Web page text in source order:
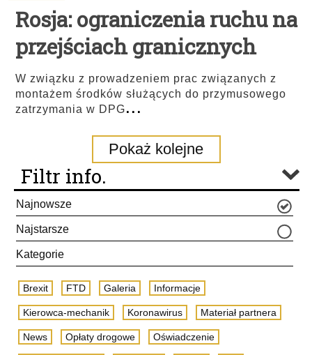
Rosja: ograniczenia ruchu na
przejściach granicznych
W związku z prowadzeniem prac związanych z
montażem środków służących do przymusowego
zatrzymania w DPG...
Pokaż kolejne
Filtr info.
Najnowsze
Najstarsze
Kategorie
Brexit FTD Galeria Informacje
Kierowca-mechanik Koronawirus Materiał partnera
News Opłaty drogowe Oświadczenie